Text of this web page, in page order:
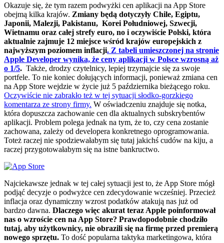
Okazuje się, że tym razem podwyżki cen aplikacji na App Store
obejmą kilka krajów. Zmiany będą dotyczyły Chile, Egiptu,
Japonii, Malezji, Pakistanu, Korei Południowej, Szwecji,
Wietnamu oraz całej strefy euro, no i oczywiście Polski, która
aktualnie zajmuje 12 miejsce wśród krajów europejskich z
najwyższym poziomem inflacji. Z tabeli umieszczonej na stronie
Apple Developer wynika, że ceny aplikacji w Polsce wzrosną aż
o 1/5. Także, drodzy czytelnicy, lepiej trzymajcie się za swoje
portfele. To nie koniec dołujących informacji, ponieważ zmiana cen
na App Store wejdzie w życie już 5 października bieżącego roku.
Oczywiście nie zabrakło też w tej sytuacji słodko-gorzkiego
komentarza ze strony firmy. W oświadczeniu znajduje się notka,
która dopuszcza zachowanie cen dla aktualnych subskrybentów
aplikacji. Problem polega jednak na tym, że to, czy cena zostanie
zachowana, zależy od developera konkretnego oprogramowania.
Toteż raczej nie spodziewałabym się tutaj jakichś cudów na kiju, a
raczej przygotowałabym się na istne bankructwo.
Najciekawsze jednak w tej całej sytuacji jest to, że App Store mógł
podjąć decyzje o podwyżce cen zdecydowanie wcześniej. Przecież
inflacja oraz dynamiczny wzrost podatków atakują nas już od
bardzo dawna. Dlaczego więc akurat teraz Apple poinformował
nas o wzroście cen na App Store? Prawdopodobnie chodziło
tutaj, aby użytkownicy, nie obrazili się na firmę przed premierą
nowego sprzętu. To dość popularna taktyka marketingowa, która